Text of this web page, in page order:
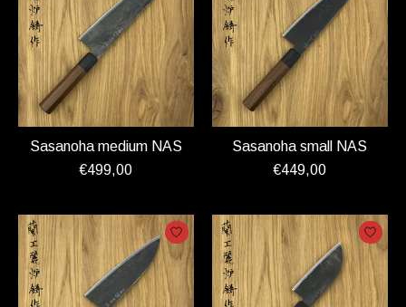
Sasanoha medium NAS
€499,00
Sasanoha small NAS
€449,00